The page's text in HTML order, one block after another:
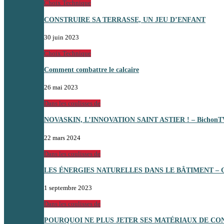
Choix Technique
CONSTRUIRE SA TERRASSE, UN JEU D’ENFANT
30 juin 2023
Choix Technique
Comment combattre le calcaire
26 mai 2023
Dans les coulisses de
NOVASKIN, L’INNOVATION SAINT ASTIER ! –
22 mars 2024
Dans les coulisses de
LES ÉNERGIES NATURELLES DANS LE BÂTIMENT –
1 septembre 2023
Dans les coulisses de
POURQUOI NE PLUS JETER SES MATÉRIAUX DE